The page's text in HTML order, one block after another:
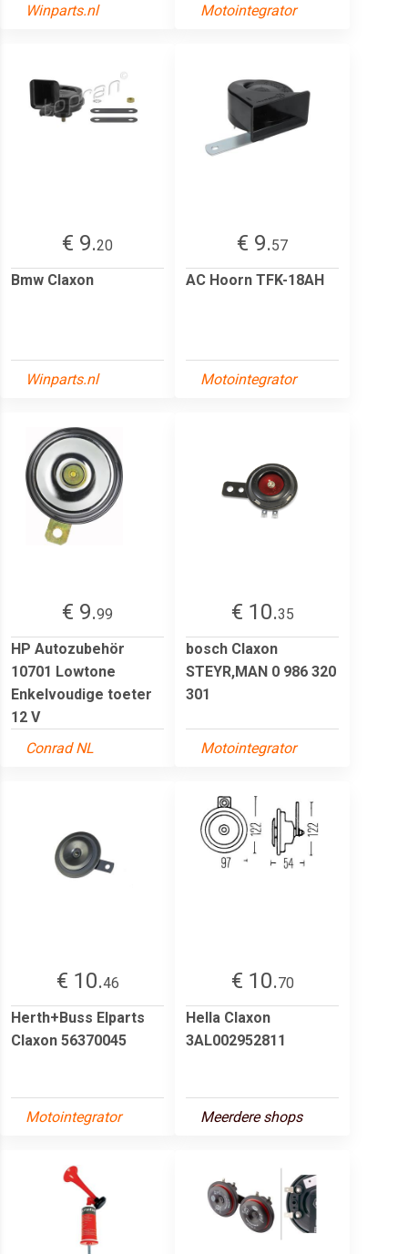
Winparts.nl Motointegrator
€ 9.20
Bmw Claxon
Winparts.nl
€ 9.57
AC Hoorn TFK-18AH
Motointegrator
€ 9.99
HP Autozubehör
10701 Lowtone
Enkelvoudige toeter
12 V
Conrad NL
€ 10.35
bosch Claxon
STEYR,MAN 0 986 320
301
Motointegrator
€ 10.46
Herth+Buss Elparts
Claxon 56370045
Motointegrator
€ 10.70
Hella Claxon
3AL002952811
Meerdere shops